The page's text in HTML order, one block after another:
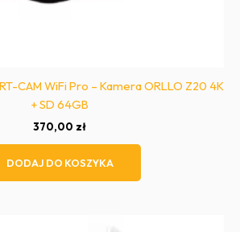
CAM WiFi Pro – Kamera ORLLO Z20 4K
+ SD 64GB
370,00 zł
DODAJ DO KOSZYKA